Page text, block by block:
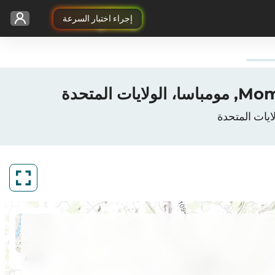
إجراء اختبار السرعة